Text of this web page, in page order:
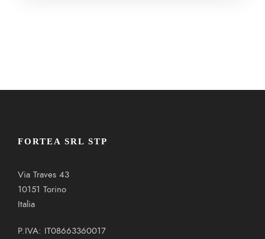
FORTEA SRL STP
Via Traves 43
10151 Torino
Italia
P.IVA: IT08663360017